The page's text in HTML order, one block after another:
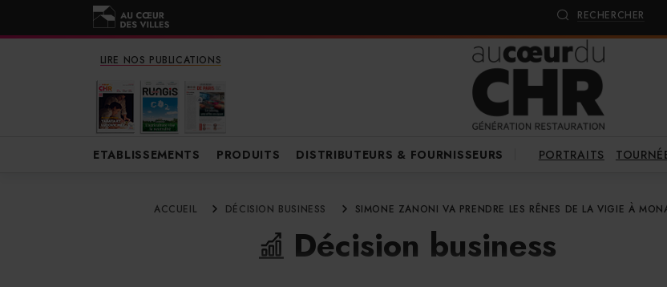
RECHERCHER
LIRE NOS PUBLICATIONS
ETABLISSEMENTS PRODUITS DISTRIBUTEURS & FOURNISSEURS PORTRAITS
ACCUEIL DÉCISION BUSINESS SIMONE ZANONI VA PRENDRE LES RÊNES DE LA VIGIE À
Décision business